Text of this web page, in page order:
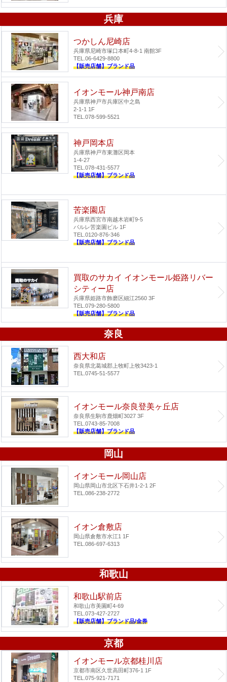
兵庫
つかしん尼崎店
兵庫県尼崎市塚口本町4-8-1 南館3F
TEL.06-6429-8800
【販売店舗】ブランド品
イオンモール神戸南店
兵庫県神戸市兵庫区中之島
2-1-1 1F
TEL.078-599-5521
神戸岡本店
兵庫県神戸市東灘区岡本
1-4-27
TEL.078-431-5577
【販売店舗】ブランド品
苦楽園店
兵庫県西宮市南越木岩町9-5
パルレ苦楽園ビル 1F
TEL.0120-876-346
【販売店舗】ブランド品
買取のサカイ イオンモール姫路リバー
シティー店
兵庫県姫路市飾磨区細江2560 3F
TEL.079-280-5800
【販売店舗】ブランド品
奈良
西大和店
奈良県北葛城郡上牧町上牧3423-1
TEL.0745-51-5577
イオンモール奈良登美ヶ丘店
奈良県生駒市鹿畑町3027 3F
TEL.0743-85-7008
【販売店舗】ブランド品
岡山
イオンモール岡山店
岡山県岡山市北区下石井1-2-1 2F
TEL.086-238-2772
イオン倉敷店
岡山県倉敷市水江1 1F
TEL.086-697-6313
和歌山
和歌山駅前店
和歌山市美園町4-69
TEL.073-427-2727
【販売店舗】ブランド品/金券
京都
イオンモール京都桂川店
京都市南区久世高田町376-1 1F
TEL.075-921-7171